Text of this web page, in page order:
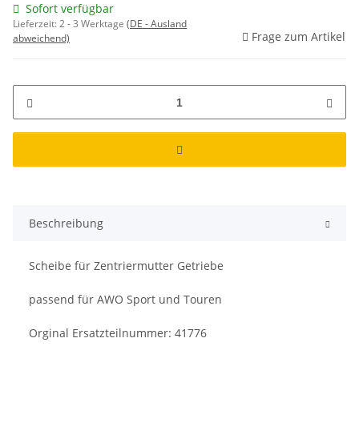
Sofort verfügbar
Lieferzeit:2 - 3 Werktage (DE - Ausland
abweichend)
Frage zum Artikel
Beschreibung
Scheibe für Zentriermutter Getriebe
passend für AWO Sport und Touren
Orginal Ersatzteilnummer: 41776